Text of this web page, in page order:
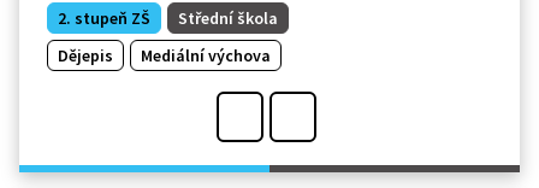
2. stupeň ZŠ
Střední škola
Dějepis
Mediální výchova